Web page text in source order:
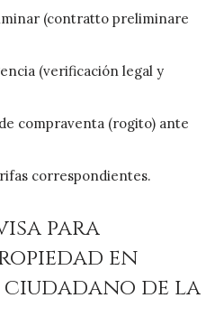
(contratto preliminare
(verificación legal y
compraventa (rogito) ante
correspondientes.
para
en
de la